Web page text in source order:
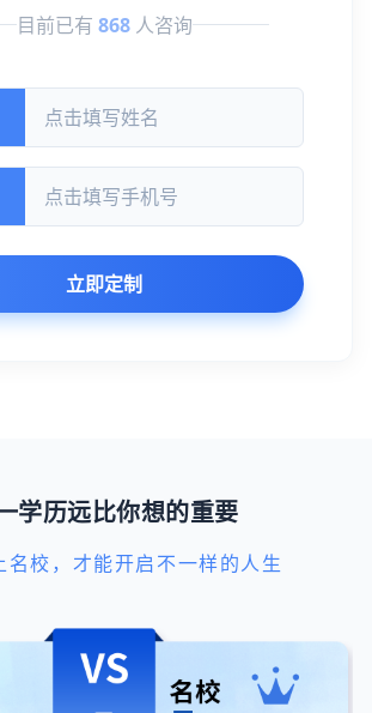
目前已有 868 人咨询
立即定制
学历远比你想的重要
名校，才能开启不一样的人生